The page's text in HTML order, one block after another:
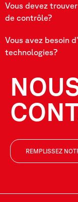
Vous devez
de contrôle?
Vous avez besoin
technologies?
REMPLISSEZ